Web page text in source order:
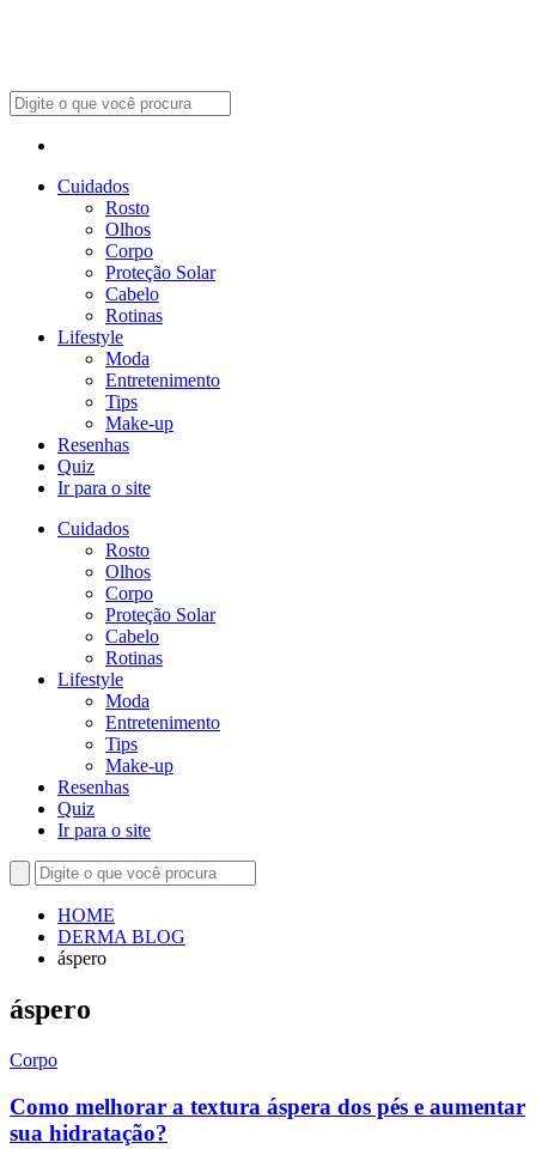
Cuidados
Rosto
Olhos
Corpo
Proteção Solar
Cabelo
Rotinas
Lifestyle
Moda
Entretenimento
Tips
Make-up
Resenhas
Quiz
Ir para o site
Cuidados
Rosto
Olhos
Corpo
Proteção Solar
Cabelo
Rotinas
Lifestyle
Moda
Entretenimento
Tips
Make-up
Resenhas
Quiz
Ir para o site
HOME
DERMA BLOG
áspero
áspero
Corpo
Como melhorar a textura áspera dos pés e aumentar
sua hidratação?